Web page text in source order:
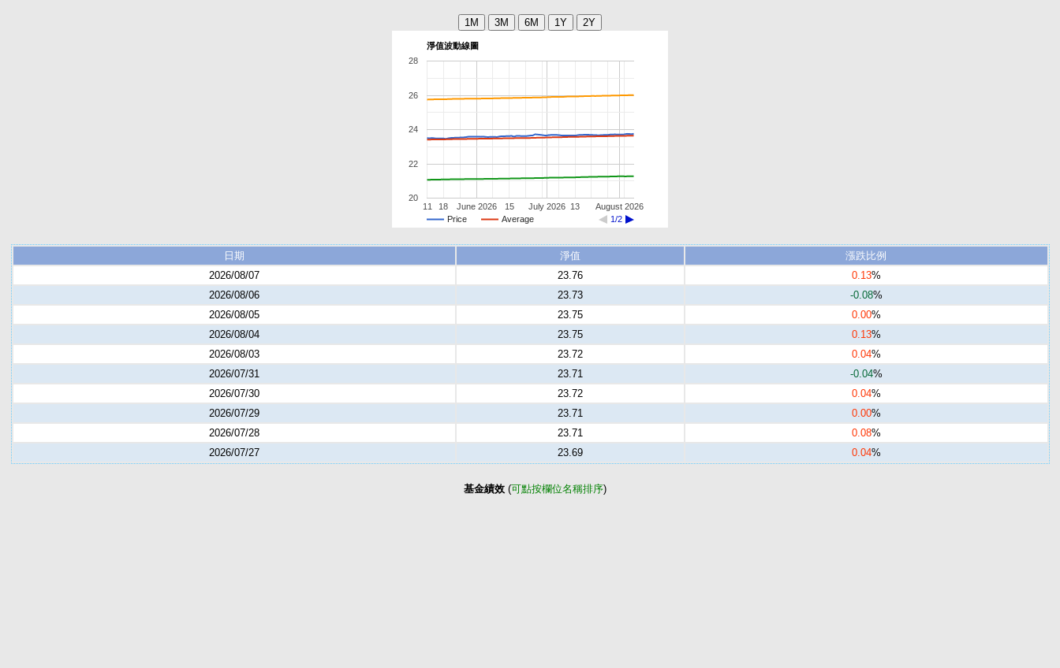
淨值波動線圖
Price Average 1/2
June 2026 July 2026 August 2026
11 18 15 13
20
22
24
26
28
日期 淨值
漲跌比例
2026/08/07
23.76 0.13%
2026/08/06
23.73 -0.08%
2026/08/05
23.75 0.00%
2026/08/04
23.75 0.13%
2026/08/03
23.72 0.04%
2026/07/31
23.71 -0.04%
2026/07/30
23.72 0.04%
2026/07/29
23.71 0.00%
2026/07/28
23.71 0.08%
2026/07/27
23.69 0.04%
基金績效(可點按欄位名稱排序)